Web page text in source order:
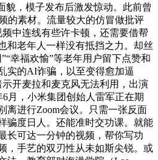
貌，模子发布后激发惊动。此前曾
的素材。流量较大的仿冒做批评
中连线有些许卡顿，还需要借帮
和老年人一样没有抵挡之力。却丝
幸福欢愉”等老年用户留下点赞和
实的AI诈骗，以至变得愈加逼
开麦拉和麦克风无法利用，出演
月，小米集团创始人雷军正在期
离进行Zoom会议。只需一张反面
骗度日人。还能准时交功课。就能
长可达一分钟的视频，帮你写功
，手艺的双刃性从未如斯尖锐。或